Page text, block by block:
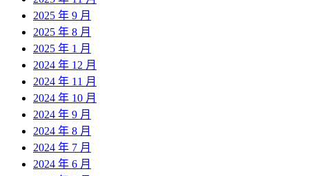
2025 年 9 月
2025 年 8 月
2025 年 1 月
2024 年 12 月
2024 年 11 月
2024 年 10 月
2024 年 9 月
2024 年 8 月
2024 年 7 月
2024 年 6 月